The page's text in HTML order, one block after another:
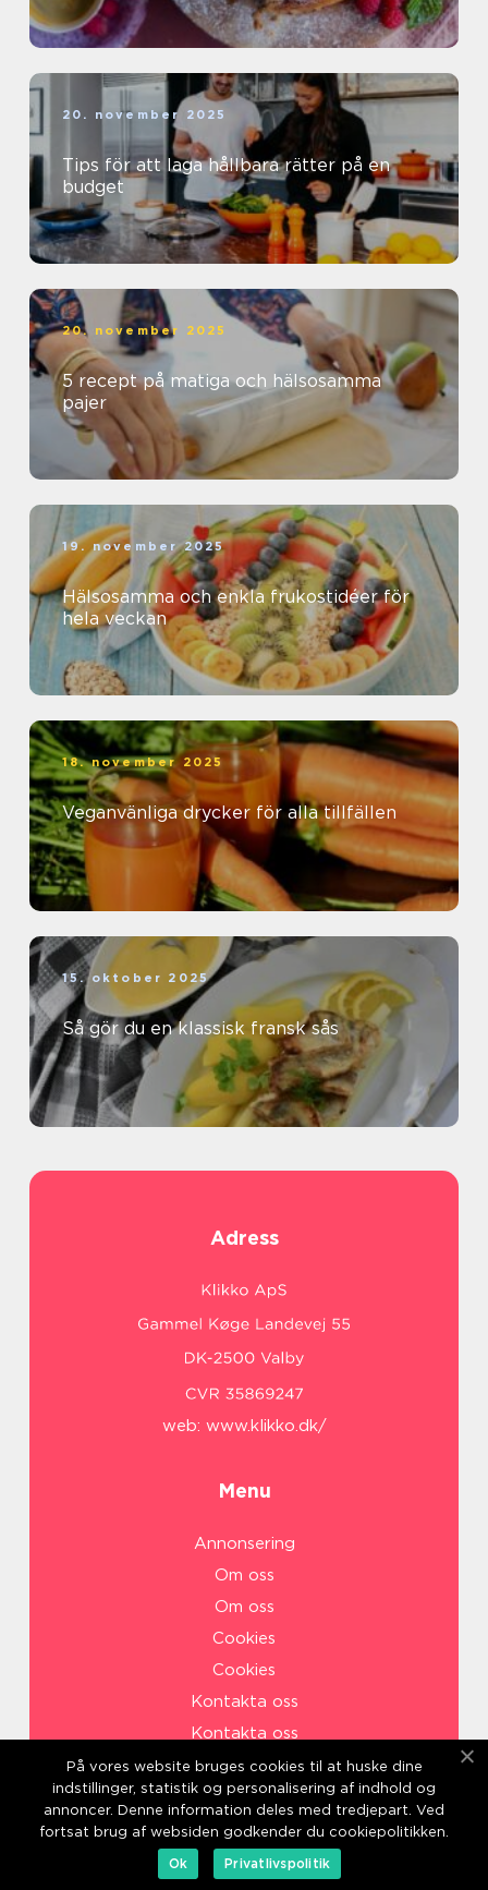
20. november 2025
Tips för att laga hållbara rätter på en
budget
20. november 2025
5 recept på matiga och hälsosamma
pajer
19. november 2025
Hälsosamma och enkla frukostidéer för
hela veckan
18. november 2025
Veganvänliga drycker för alla tillfällen
15. oktober 2025
Så gör du en klassisk fransk sås
Adress
web: www.klikko.dk/
Menu
Annonsering
Om oss
Om oss
Cookies
Cookies
Kontakta oss
Kontakta oss
Sitemap
Sitemap
Annonsering
På vores website bruges cookies til at huske dine
indstillinger, statistik og personalisering af indhold og
annoncer. Denne information deles med tredjepart. Ved
fortsat brug af websiden godkender du cookiepolitikken.
Ok
Privatlivspolitik